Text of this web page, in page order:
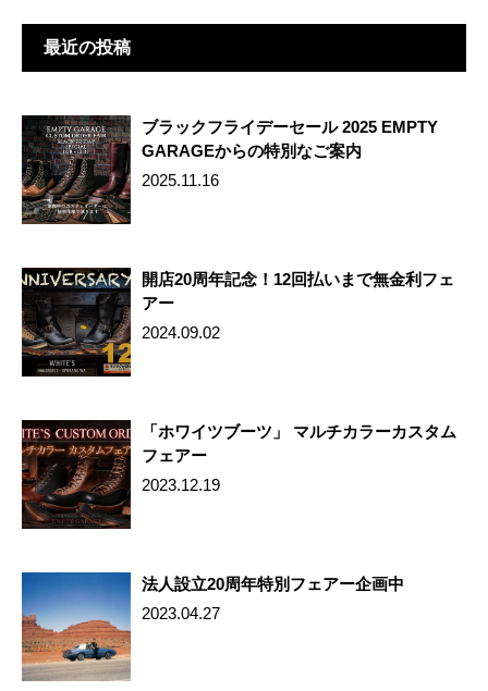
o
k
最近の投稿
ブラックフライデーセール 2025 EMPTY
GARAGEからの特別なご案内
2025.11.16
開店20周年記念！12回払いまで無金利フェ
アー
2024.09.02
「ホワイツブーツ」 マルチカラーカスタム
フェアー
2023.12.19
法人設立20周年特別フェアー企画中
2023.04.27